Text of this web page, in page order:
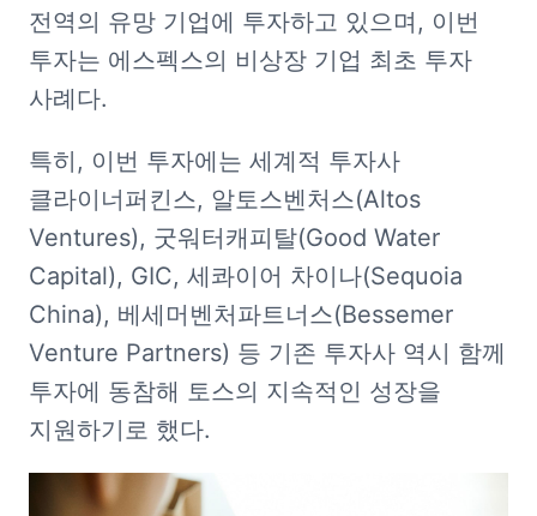
전역의 유망 기업에 투자하고 있으며, 이번
투자는 에스펙스의 비상장 기업 최초 투자
사례다.
특히, 이번 투자에는 세계적 투자사
클라이너퍼킨스, 알토스벤처스(Altos
Ventures), 굿워터캐피탈(Good Water
Capital), GIC, 세콰이어 차이나(Sequoia
China), 베세머벤처파트너스(Bessemer
Venture Partners) 등 기존 투자사 역시 함께
투자에 동참해 토스의 지속적인 성장을
지원하기로 했다.